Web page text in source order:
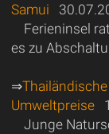
Samui
Ferieninsel
es zu
⇒
Umweltpreise
Junge